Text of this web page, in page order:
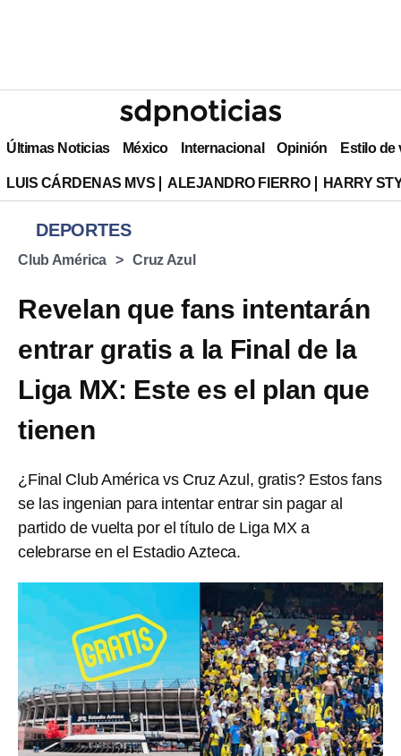
Últimas Noticias México Internacional Opinión Estilo de
LUIS CÁRDENAS MVS ALEJANDRO FIERRO HARRY
DEPORTES
Club América Cruz Azul
Revelan que fans intentarán
entrar gratis a la Final de la
Liga MX: Este es el plan que
tienen
¿Final Club América vs Cruz Azul, gratis? Estos fans
se las ingenian para intentar entrar sin pagar al
partido de vuelta por el título de Liga MX a
celebrarse en el Estadio Azteca.